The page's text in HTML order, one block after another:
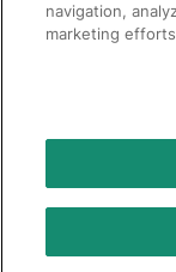
当サイトの利用条件
透明性に関す
カスタマ
navigation,
marketing